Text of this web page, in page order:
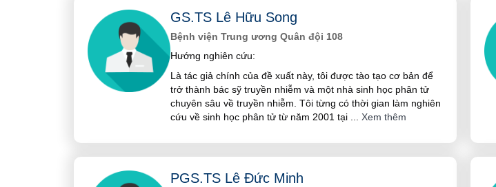
GS.TS Lê Hữu Song
Bệnh viện Trung ương Quân đội 108
Hướng nghiên cứu:
Là tác giả chính của đề xuất này, tôi được tào tạo cơ bản để
trở thành bác sỹ truyền nhiễm và một nhà sinh học phân tử
chuyên sâu về truyền nhiễm. Tôi từng có thời gian làm nghiên
cứu về sinh học phân tử từ năm 2001 tại
Xem thêm
PGS.TS Lê Đức Minh